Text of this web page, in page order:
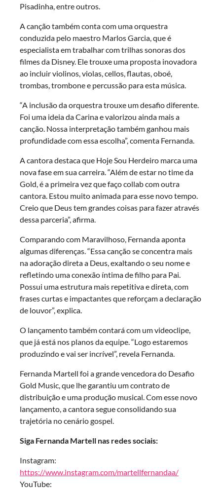
Pisadinha, entre outros.
A canção também conta com uma orquestra
conduzida pelo maestro Marlos Garcia, que é
especialista em trabalhar com trilhas sonoras dos
filmes da Disney. Ele trouxe uma proposta inovadora
ao incluir violinos, violas, cellos, flautas, oboé,
trombas, trombone e percussão para esta música.
“A inclusão da orquestra trouxe um desafio diferente.
Foi uma ideia da Carina e valorizou ainda mais a
canção. Nossa interpretação também ganhou mais
profundidade com essa escolha”, comenta Fernanda.
A cantora destaca que Hoje Sou Herdeiro marca uma
nova fase em sua carreira. “Além de estar no time da
Gold, é a primeira vez que faço collab com outra
cantora. Estou muito animada para esse novo tempo.
Creio que Deus tem grandes coisas para fazer através
dessa parceria”, afirma.
Comparando com Maravilhoso, Fernanda aponta
algumas diferenças. “Essa canção se concentra mais
na adoração direta a Deus, exaltando o seu nome e
refletindo uma conexão íntima de filho para Pai.
Possui uma estrutura mais repetitiva e direta, com
frases curtas e impactantes que reforçam a declaração
de louvor”, explica.
O lançamento também contará com um videoclipe,
que já está nos planos da equipe. “Logo estaremos
produzindo e vai ser incrível”, revela Fernanda.
Fernanda Martell foi a grande vencedora do Desafio
Gold Music, que lhe garantiu um contrato de
distribuição e uma produção musical. Com esse novo
lançamento, a cantora segue consolidando sua
trajetória no cenário gospel.
Siga Fernanda Martell nas redes sociais:
Instagram:
https://www.instagram.com/martellfernandaa/
YouTube: